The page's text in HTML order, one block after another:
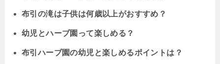
布引の滝は子供は何歳以上がおすすめ？
幼児とハーブ園って楽しめる？
布引ハーブ園の幼児と楽しめるポイントは？